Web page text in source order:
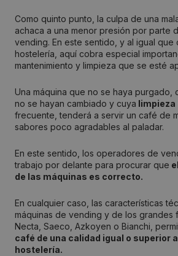
Como quinto punto, la culpa de una
achaca a una menor presión por parte
vending. En este sentido, y al igual que
hostelería, aquí cobra especial
mantenimiento y limpieza que se esté
Una máquina que no se haya purgado,
no se hayan cambiado y cuya limpieza
frecuente, tenderá a servir un café de
sabores poco agradables al paladar.
En este sentido, los operadores de
trabajo por delante para procurar que
de las máquinas es correcto.
En cualquier caso, las características
máquinas de vending y de los grandes
Necta, Saeco, Azkoyen o Bianchi,
café de una calidad igual o superior
hostelería.